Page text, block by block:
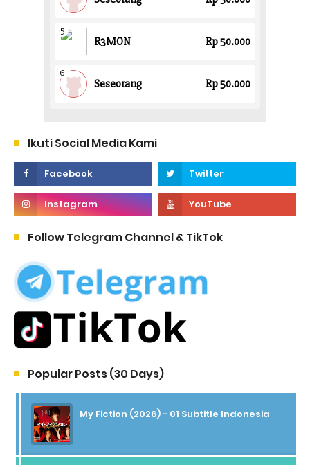
Ikuti Social Media Kami
Follow Telegram Channel & TikTok
Popular Posts (30 Days)
My Fiction (2026) - 01 Subtitle Indonesia